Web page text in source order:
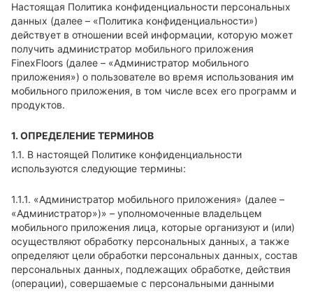
Настоящая Политика конфиденциальности персональных
данных (далее – «Политика конфиденциальности»)
действует в отношении всей информации, которую может
получить администратор мобильного приложения
FinexFloors (далее – «Администратор мобильного
приложения») о пользователе во время использования им
мобильного приложения, в том числе всех его программ и
продуктов.
1. ОПРЕДЕЛЕНИЕ ТЕРМИНОВ
1.1. В настоящей Политике конфиденциальности
используются следующие термины:
1.1.1. «Администратор мобильного приложения» (далее –
«Администратор»)» – уполномоченные владельцем
мобильного приложения лица, которые организуют и (или)
осуществляют обработку персональных данных, а также
определяют цели обработки персональных данных, состав
персональных данных, подлежащих обработке, действия
(операции), совершаемые с персональными данными